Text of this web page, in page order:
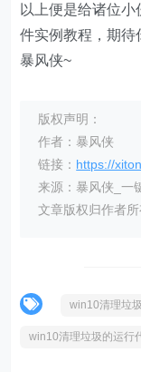
以上便是给诸位
件实例教程，期待
暴风侠~
版权声明：
作者：暴风侠
链接： https://
来源：暴风侠_一
文章版权归作者所
win10清理垃
win10清理垃圾的运行